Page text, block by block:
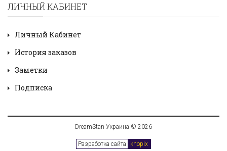
ЛИЧНЫЙ КАБИНЕТ
Личный Кабинет
История заказов
Заметки
Подписка
DreamStan Украина © 2026
Разработка сайта knopix